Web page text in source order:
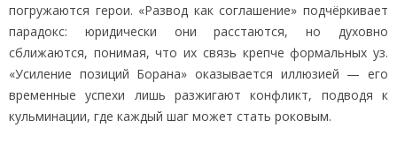
погружаются герои. «Развод как соглашение» подчёркивает
парадокс: юридически они расстаются, но духовно
сближаются, понимая, что их связь крепче формальных уз.
«Усиление позиций Борана» оказывается иллюзией — его
временные успехи лишь разжигают конфликт, подводя к
кульминации, где каждый шаг может стать роковым.